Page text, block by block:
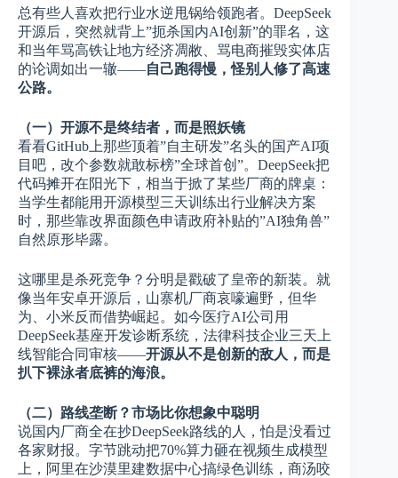
总有些人喜欢把行业水逆甩锅给领跑者。DeepSeek
开源后，突然就背上”扼杀国内AI创新”的罪名，这
和当年骂高铁让地方经济凋敝、骂电商摧毁实体店
的论调如出一辙——自己跑得慢，怪别人修了高速
公路。
（一）开源不是终结者，而是照妖镜
看看GitHub上那些顶着”自主研发”名头的国产AI项
目吧，改个参数就敢标榜”全球首创”。DeepSeek把
代码摊开在阳光下，相当于掀了某些厂商的牌桌：
当学生都能用开源模型三天训练出行业解决方案
时，那些靠改界面颜色申请政府补贴的”AI独角兽”
自然原形毕露。
这哪里是杀死竞争？分明是戳破了皇帝的新装。就
像当年安卓开源后，山寨机厂商哀嚎遍野，但华
为、小米反而借势崛起。如今医疗AI公司用
DeepSeek基座开发诊断系统，法律科技企业三天上
线智能合同审核——开源从不是创新的敌人，而是
扒下裸泳者底裤的海浪。
（二）路线垄断？市场比你想象中聪明
说国内厂商全在抄DeepSeek路线的人，怕是没看过
各家财报。字节跳动把70%算力砸在视频生成模型
上，阿里在沙漠里建数据中心搞绿色训练，商汤咬